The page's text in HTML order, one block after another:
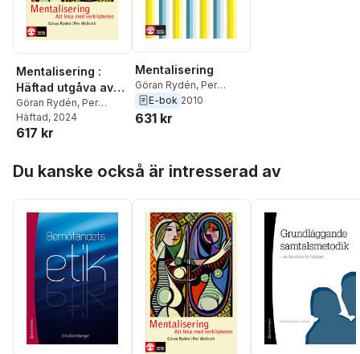
Mentalisering :
Häftad utgåva av
originalutgåvan
från 2008
Göran Rydén, Per
Wallroth
Häftad, 2024
617 kr
Mentalisering
Göran Rydén, Per
Wallroth
E-bok 2010
631 kr
Du kanske också är intresserad av